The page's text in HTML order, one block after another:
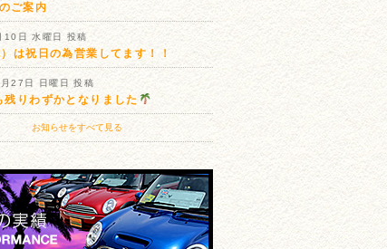
ご案内
日 水曜日 投稿
は祝日の為営業してます！！
27日 日曜日 投稿
りわずかとなりました
お知らせをすべて見る